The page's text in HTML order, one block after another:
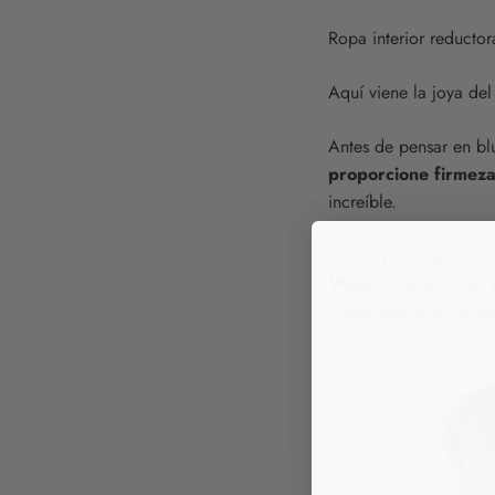
Ropa interior
Aquí viene la joya
Antes de pensar en
proporcione
increíble.
. Está